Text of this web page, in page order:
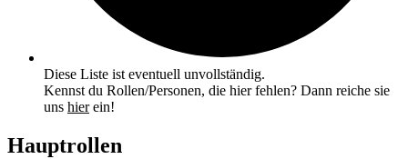
Diese Liste ist eventuell unvollständig.
Kennst du Rollen/Personen, die hier fehlen? Dann reiche sie
uns hierein!
Hauptrollen